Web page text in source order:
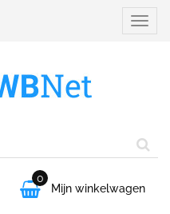

0
Mijn winkelwagen